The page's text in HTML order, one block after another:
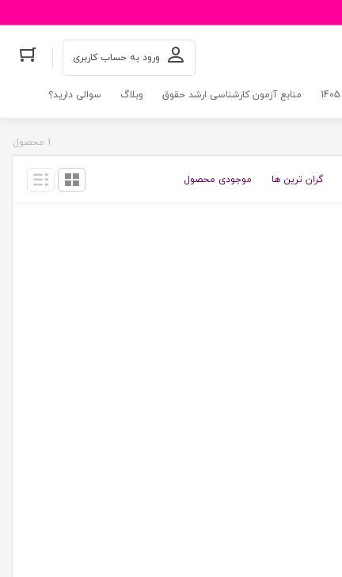
ورود به حساب کاربری
منابع آزمون کارشناسی ارشد حقوق وبلاگ سوالی دارید؟
1 محصول
گران ترین ها موجودی محصول